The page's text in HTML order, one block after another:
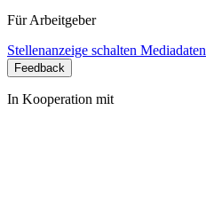
Für Arbeitgeber
Stellenanzeige schalten Mediadaten
Feedback
In Kooperation mit